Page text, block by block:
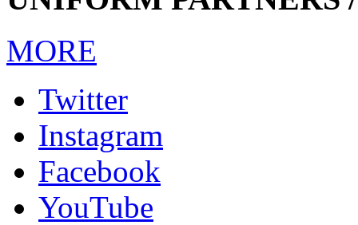
MORE
Twitter
Instagram
Facebook
YouTube